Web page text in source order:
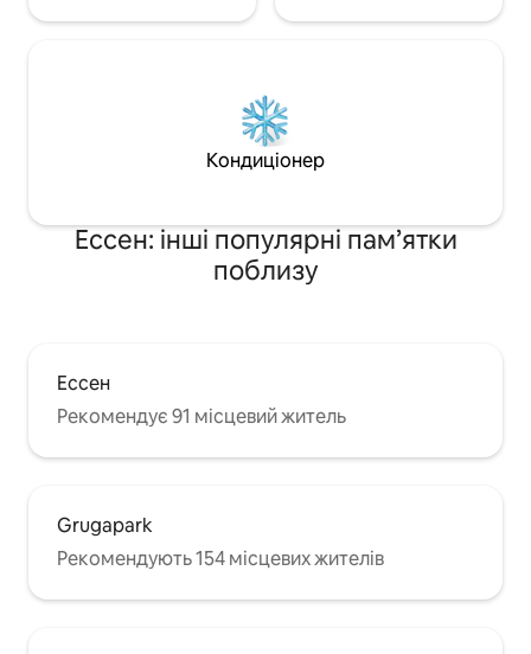
Кондиціонер
Ессен: інші популярні пам’ятки
поблизу
Ессен
Рекомендує 91 місцевий житель
Grugapark
Рекомендують 154 місцевих жителів